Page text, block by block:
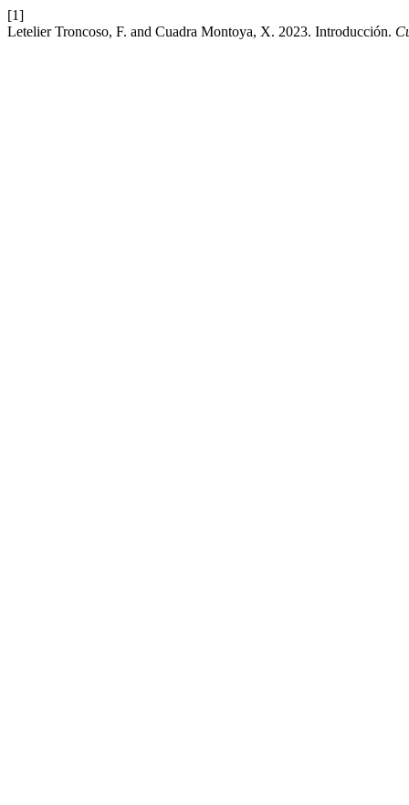
[1]
Letelier Troncoso, F. and Cuadra Montoya, X. 2023. Introducción.